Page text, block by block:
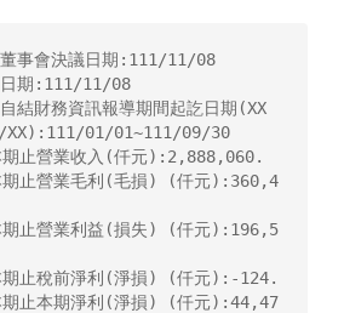
事會決議日期:111/11/08
日期:111/11/08
結財務資訊報導期間起訖日期(XX
XX):111/01/01~111/09/30
期止營業收入(仟元):2,888,060.
期止營業毛利(毛損) (仟元):360,4
期止營業利益(損失) (仟元):196,5
期止稅前淨利(淨損) (仟元):-124.
期止本期淨利(淨損) (仟元):44,47